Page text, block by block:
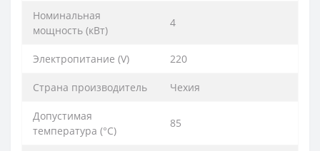
Номинальная
мощность (кВт)
4
Электропитание (V) 220
Страна производитель Чехия
Допустимая
температура (°C)
85